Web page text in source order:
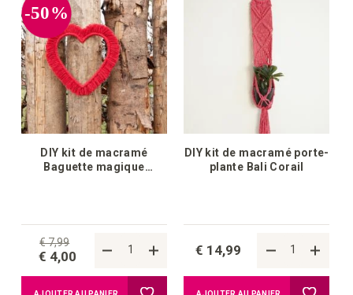
liste
d'achats
-50%
DIY kit de macramé
Baguette magique
€ 7,99
€ 4,00
DIY kit de macramé porte-
plante Bali Corail
€ 14,99